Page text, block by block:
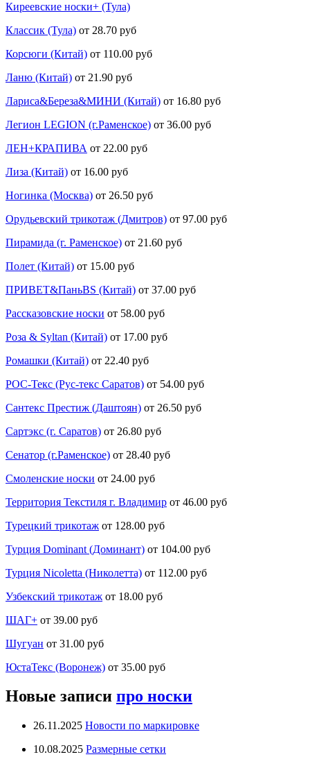
Киреевские носки+ (Тула)
Классик (Тула) от 28.70 руб
Корсюги (Китай) от 110.00 руб
Ланю (Китай) от 21.90 руб
Лариса&Береза&МИНИ (Китай) от 16.80 руб
Легион LEGION (г.Раменское) от 36.00 руб
ЛЕН+КРАПИВА от 22.00 руб
Лиза (Китай) от 16.00 руб
Ногинка (Москва) от 26.50 руб
Орудьевский трикотаж (Дмитров) от 97.00 руб
Пирамида (г. Раменское) от 21.60 руб
Полет (Китай) от 15.00 руб
ПРИВЕТ&ПаньBS (Китай) от 37.00 руб
Рассказовские носки от 58.00 руб
Роза & Syltan (Китай) от 17.00 руб
Ромашки (Китай) от 22.40 руб
РОС-Текс (Рус-текс Саратов) от 54.00 руб
Сантекс Престиж (Даштоян) от 26.50 руб
Сартэкс (г. Саратов) от 26.80 руб
Сенатор (г.Раменское) от 28.40 руб
Смоленские носки от 24.00 руб
Территория Текстиля г. Владимир от 46.00 руб
Турецкий трикотаж от 128.00 руб
Турция Dominant (Доминант) от 104.00 руб
Турция Nicoletta (Николетта) от 112.00 руб
Узбекский трикотаж от 18.00 руб
ШАГ+ от 39.00 руб
Шугуан от 31.00 руб
ЮстаТекс (Воронеж) от 35.00 руб
Новые записи про носки
26.11.2025 Новости по маркировке
10.08.2025 Размерные сетки